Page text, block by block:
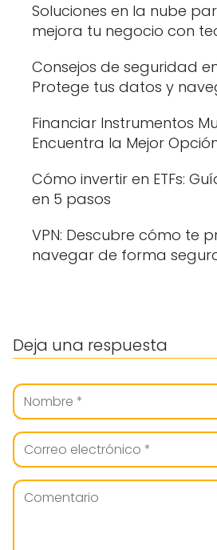
Soluciones en la nube
mejora tu negocio con
Consejos de seguridad
Protege tus datos y
Financiar Instrumentos
Encuentra la Mejor
Cómo invertir en ETFs:
en 5 pasos
VPN: Descubre cómo te
navegar de forma
Deja una respuesta